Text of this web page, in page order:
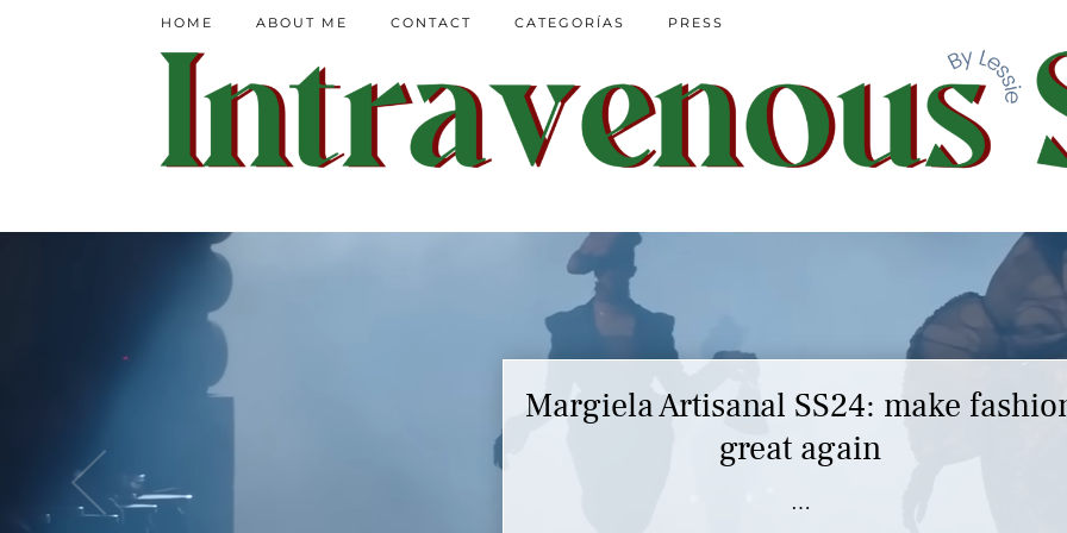
HOME ABOUT ME CONTACT CATEGORÍAS PRESS
Margiela Artisanal SS24: make
great again
…
Marc Jacobs SS23 y el buscar confort
en nuestros héroes
…